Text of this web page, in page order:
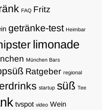
FAQ Fritz
getränke-test Heimbar
limonade
München Bars
Ratgeber regional
startup süß Tee
tvspot video Wein